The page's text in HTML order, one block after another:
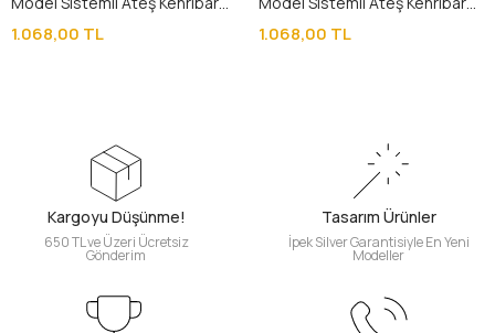
Tesbih
1.068,00 TL
Tesbih
1.068,00 TL
Kargoyu Düşünme!
650 TL ve Üzeri Ücretsiz
Gönderim
Tasarım Ürünler
İpek Silver Garantisiyle En Yeni
Modeller